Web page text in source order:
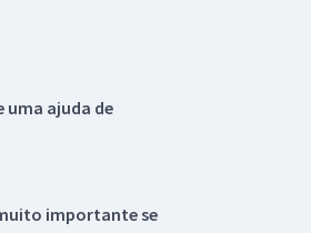
uma ajuda de
importante se